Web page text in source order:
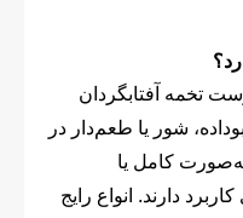
تخمه آفتابگردان
شور یا طعم‌دار در
کامل یا
دارند. انواع رایج